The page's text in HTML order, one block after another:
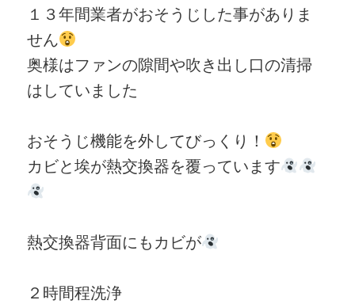
１３年間業者がおそうじした事がありま
せん
奥様はファンの隙間や吹き出し口の清掃
はしていました
おそうじ機能を外してびっくり！
カビと埃が熱交換器を覆っています
熱交換器背面にもカビが
２時間程洗浄